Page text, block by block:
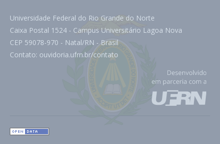
Universidade Federal do Rio Grande do Norte
Caixa Postal 1524 - Campus Universitário Lagoa Nova
CEP 59078-970 - Natal/RN - Brasil
Contato: ouvidoria.ufrn.br/contato